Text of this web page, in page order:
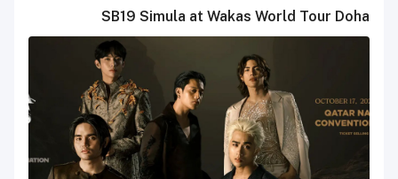
SB19 Simula at Wakas World Tour Doha